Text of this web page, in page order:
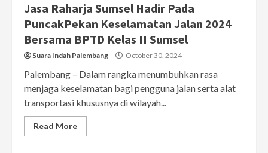
Jasa Raharja Sumsel Hadir Pada
PuncakPekan Keselamatan Jalan 2024
Bersama BPTD Kelas II Sumsel
Suara Indah Palembang October 30, 2024
Palembang – Dalam rangka menumbuhkan rasa
menjaga keselamatan bagi pengguna jalan serta alat
transportasi khususnya di wilayah...
Read More